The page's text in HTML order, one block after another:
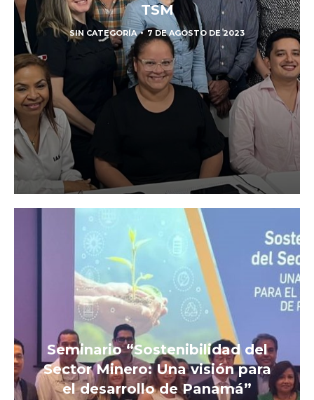
TSM
SIN CATEGORÍA 7 DE AGOSTO DE 2023
Seminario “Sostenibilidad del
Sector Minero: Una visión para
el desarrollo de Panamá”